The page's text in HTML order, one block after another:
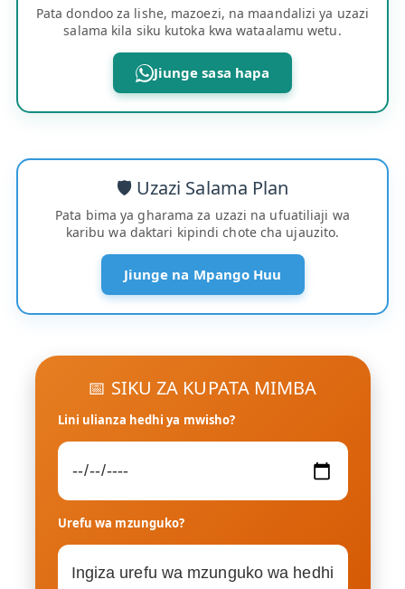
Pata dondoo za lishe, mazoezi, na maandalizi ya uzazi
salama kila siku kutoka kwa wataalamu wetu.
Jiunge sasa hapa
🛡️ Uzazi Salama Plan
Pata bima ya gharama za uzazi na ufuatiliaji wa
karibu wa daktari kipindi chote cha ujauzito.
Jiunge na Mpango Huu
📅 SIKU ZA KUPATA MIMBA
Lini ulianza hedhi ya mwisho?
Urefu wa mzunguko?